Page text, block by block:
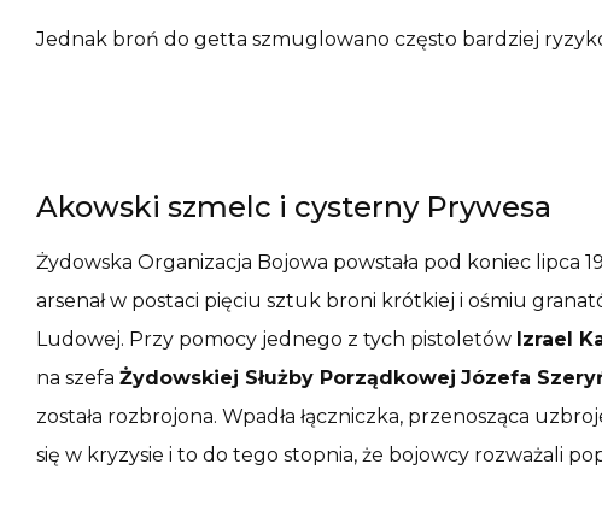
Jednak broń do getta szmuglowano często bardziej
Akowski szmelc i cysterny Prywesa
Żydowska Organizacja Bojowa powstała pod koniec lipca
arsenał w postaci pięciu sztuk broni krótkiej i ośmiu
Ludowej. Przy pomocy jednego z tych pistoletów Izrael
na szefa Żydowskiej Służby Porządkowej Józefa
została rozbrojona. Wpadła łączniczka, przenosząca
się w kryzysie i to do tego stopnia, że bojowcy rozważali